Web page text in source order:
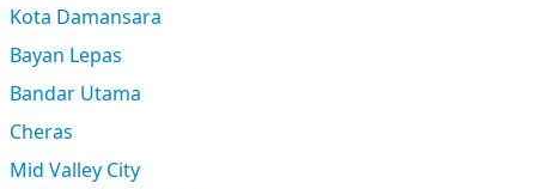
Kota Damansara
Bayan Lepas
Bandar Utama
Cheras
Mid Valley City